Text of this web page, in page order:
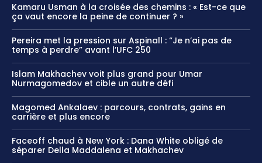
Kamaru Usman à la croisée des chemins : « Est-ce que
ça vaut encore la peine de continuer ? »
Pereira met la pression sur Aspinall : “Je n’ai pas de
temps à perdre” avant l’UFC 250
Islam Makhachev voit plus grand pour Umar
Nurmagomedov et cible un autre défi
Magomed Ankalaev : parcours, contrats, gains en
carrière et plus encore
Faceoff chaud à New York : Dana White obligé de
séparer Della Maddalena et Makhachev